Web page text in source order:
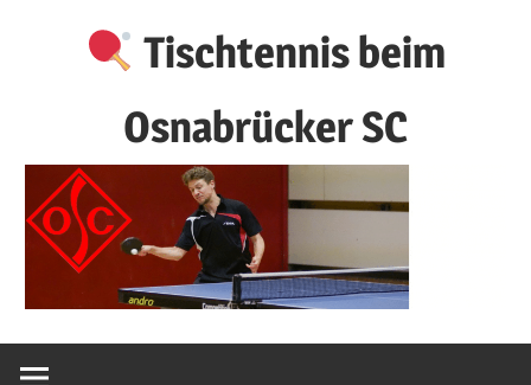
Tischtennis beim
Osnabrücker SC